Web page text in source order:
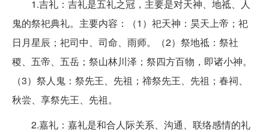
1.吉礼：吉礼是五礼之冠，主要是对天神、地祗、人
鬼的祭祀典礼。主要内容：（1）祀天神：昊天上帝；祀
日月星辰；祀司中、司命、雨师。（2）祭地祗：祭社
稷、五帝、五岳；祭山林川泽；祭四方百物，即诸小神。
（3）祭人鬼：祭先王、先祖；禘祭先王、先祖；春祠、
秋尝、享祭先王、先祖。
2.嘉礼：嘉礼是和合人际关系、沟通、联络感情的礼